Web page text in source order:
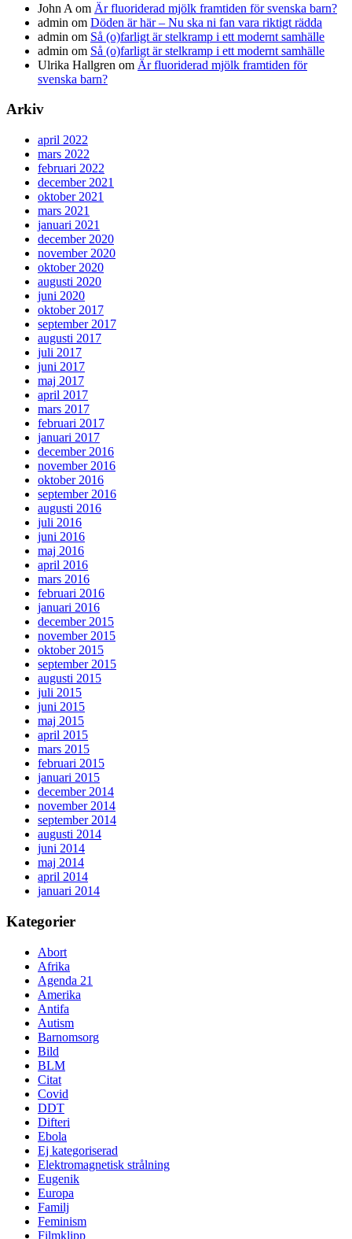
John A om Är fluoriderad mjölk framtiden för svenska barn?
admin om Döden är här – Nu ska ni fan vara riktigt rädda
admin om Så (o)farligt är stelkramp i ett modernt samhälle
admin om Så (o)farligt är stelkramp i ett modernt samhälle
Ulrika Hallgren om Är fluoriderad mjölk framtiden för
svenska barn?
Arkiv
april 2022
mars 2022
februari 2022
december 2021
oktober 2021
mars 2021
januari 2021
december 2020
november 2020
oktober 2020
augusti 2020
juni 2020
oktober 2017
september 2017
augusti 2017
juli 2017
juni 2017
maj 2017
april 2017
mars 2017
februari 2017
januari 2017
december 2016
november 2016
oktober 2016
september 2016
augusti 2016
juli 2016
juni 2016
maj 2016
april 2016
mars 2016
februari 2016
januari 2016
december 2015
november 2015
oktober 2015
september 2015
augusti 2015
juli 2015
juni 2015
maj 2015
april 2015
mars 2015
februari 2015
januari 2015
december 2014
november 2014
september 2014
augusti 2014
juni 2014
maj 2014
april 2014
januari 2014
Kategorier
Abort
Afrika
Agenda 21
Amerika
Antifa
Autism
Barnomsorg
Bild
BLM
Citat
Covid
DDT
Difteri
Ebola
Ej kategoriserad
Elektromagnetisk strålning
Eugenik
Europa
Familj
Feminism
Filmklipp